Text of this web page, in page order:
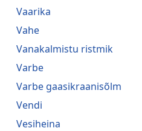
Vaarika
Vahe
Vanakalmistu ristmik
Varbe
Varbe gaasikraanisõlm
Vendi
Vesiheina